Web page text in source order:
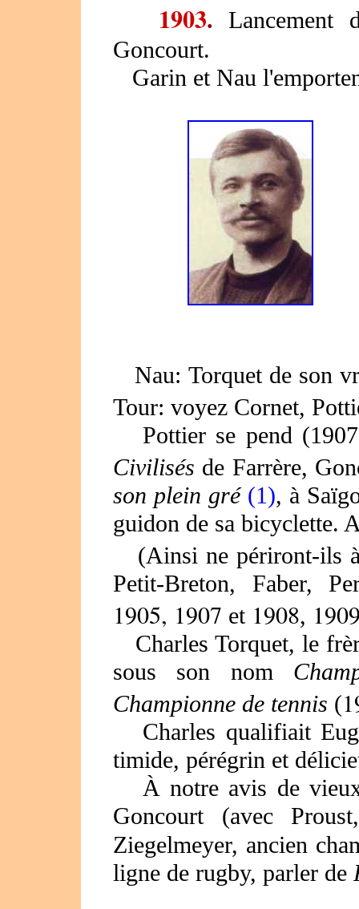
1903.
Goncourt.
Garin et Nau
Nau: Torquet de son
Tour: voyez Cornet,
Pottier se pend
Civilisés de Farrère,
son plein gré (1), à
guidon de sa bicyclette.
(Ainsi ne périront-ils
Petit-Breton, Faber,
1905, 1907 et 1908,
Charles Torquet, le
sous son nom
Championne de tennis (
Charles qualifiait
timide, pérégrin et
À notre avis de vieux
Goncourt (avec
Ziegelmeyer, ancien
ligne de rugby, parler de